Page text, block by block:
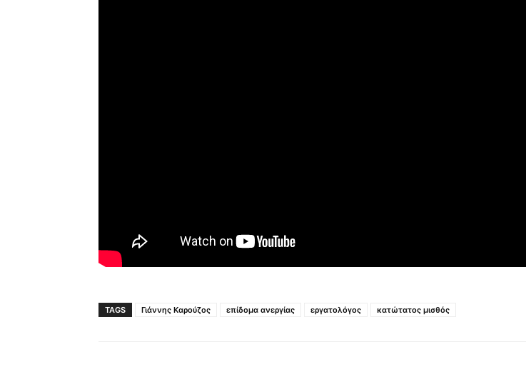
TAGS Γιάννης Καρούζος επίδομα ανεργίας εργατολόγος κατώτατος μισθός